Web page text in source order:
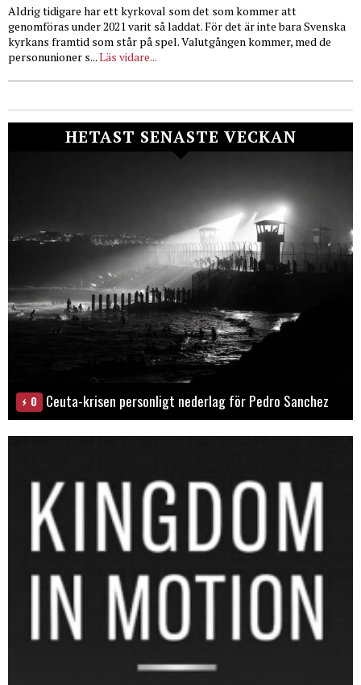
Aldrig tidigare har ett kyrkoval som det som kommer att
genomföras under 2021 varit så laddat. För det är inte bara Svenska
kyrkans framtid som står på spel. Valutgången kommer, med de
personunioner s...Läs vidare...
HETAST SENASTE VECKAN
0 Ceuta-krisen personligt nederlag för Pedro Sanchez